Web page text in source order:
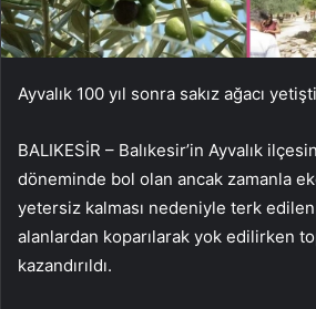
Ayvalık 100 yıl sonra sakız ağacı
BALIKESİR – Balıkesir’in Ayvalık
döneminde bol olan ancak zamanla
yetersiz kalması nedeniyle terk edilen
alanlardan koparılarak yok edilirken
kazandırıldı.